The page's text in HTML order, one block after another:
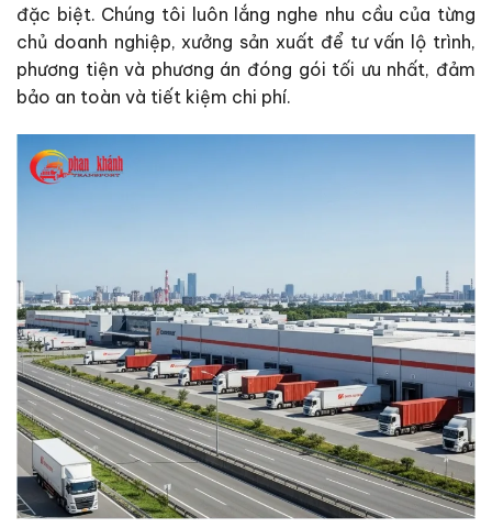
đặc biệt. Chúng tôi luôn lắng nghe nhu cầu của từng
chủ doanh nghiệp, xưởng sản xuất để tư vấn lộ trình,
phương tiện và phương án đóng gói tối ưu nhất, đảm
bảo an toàn và tiết kiệm chi phí.